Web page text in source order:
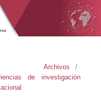
Archivos
/
de investigación